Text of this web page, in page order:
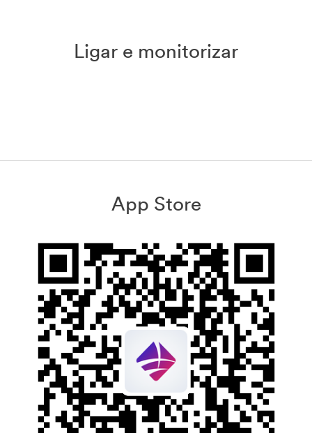
Ligar e monitorizar
App Store